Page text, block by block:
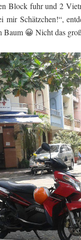
Block fuhr und 2
mir Schätzchen!“,
Baum 😀 Nicht das